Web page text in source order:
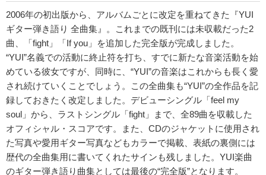
2006年の初出版から、アルバムごとに改定を重ねてきた『YUI
ギター弾き語り 全曲集』。これまでの既刊には未収載だった2
曲、「fight」「If you」を追加した完全版が完成しました。
“YUI”名義での活動に終止符を打ち、すでに新たな音楽活動を始
めている彼女ですが、同時に、“YUI”の音楽はこれからも長く愛
され続けていくことでしょう。この全曲集も“YUI”の全作品を記
録しておきたく改定しました。デビューシングル「feel my
soul」から、ラストシングル「fight」まで、全89曲を収載した
オフィシャル・スコアです。また、CDのジャケットに使用され
た写真や愛用ギター写真などもカラーで掲載、表紙の裏側には
歴代の全曲集用に書いてくれたサインも残しました。YUI楽曲
のギター弾き語り曲集としては最後の“完全版”となります。